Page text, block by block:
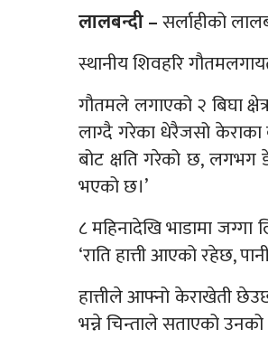
लालबन्दी –सर्लाहीको
स्थानीय शिवहरि
गौतमले लगाएको २ बिघा
लाग्दै गरेका धेरैजसो केराका
बोट क्षति गरेको छ, लगभग
भएको छ।’
८ महिनादेखि भाडामा
‘राति हात्ती आएको रहेछ,
हात्तीले आफ्नो केराखेती
भन्ने चिन्ताले सताएको